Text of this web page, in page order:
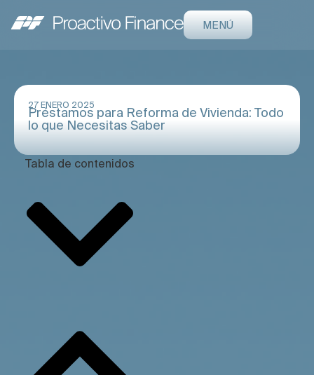
MENÚ
27 ENERO 2025
Préstamos para Reforma de Vivienda: Todo
lo que Necesitas Saber
Tabla de contenidos